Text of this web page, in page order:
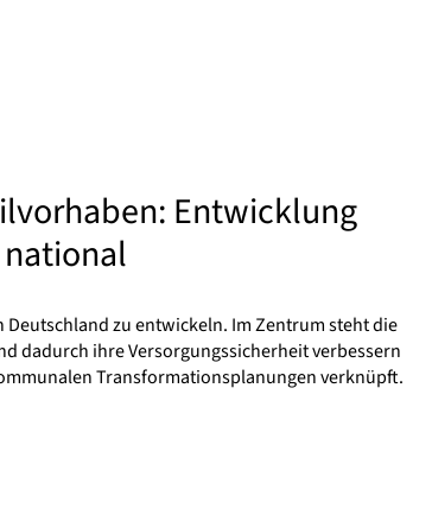
Entwicklung
zu entwickeln. Im Zentrum steht die
dadurch ihre Versorgungssicherheit verbessern
Transformationsplanungen verknüpft.